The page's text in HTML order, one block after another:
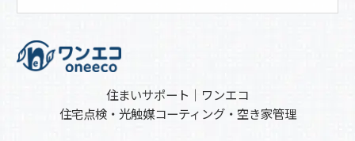
住まいサポート｜ワンエコ
住宅点検・光触媒コーティング・空き家管理